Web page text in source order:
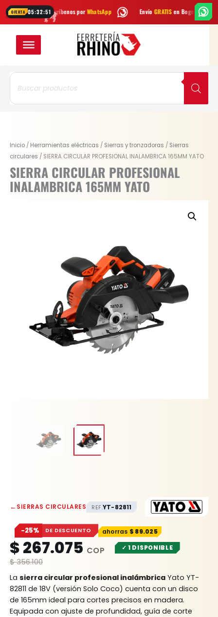
OFERTA 05:32:50
Escríbenos porWhatsApp Envío GRATIS en Bogotá Envío gratis
contenido
Búsqueda
productos
Inicio / Herramientas eléctricas / Sierras y tronzadoras / Sierras
circulares / SIERRA CIRCULAR PROFESIONAL INALAMBRICA 165MM YATO
SIERRA CIRCULAR PROFESIONAL
INALAMBRICA 165MM YATO
←SIERRAS CIRCULARES REF.YT-82811
−25% DE DESCUENTO $ 89.025
$356.100
Original
price
was:
$ 356.100.
$267.075
Current
price
is:
$ 267.075.
✓ 1 DISPONIBLE
La sierra circular profesional inalámbrica Yato YT-
82811 de 18V (versión Solo Coco) cuenta con un disco
de 165mm ideal para cortes precisos en madera.
Equipada con ajuste de profundidad, guía de corte
SIERRA
CIRCULAR
PROFESIONAL
INALAMBRICA
165MM